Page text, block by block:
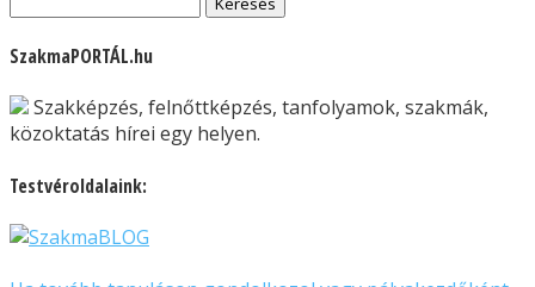
SzakmaPORTÁL.hu
Szakképzés, felnőttképzés, tanfolyamok, szakmák,
közoktatás hírei egy helyen.
Testvéroldalaink: